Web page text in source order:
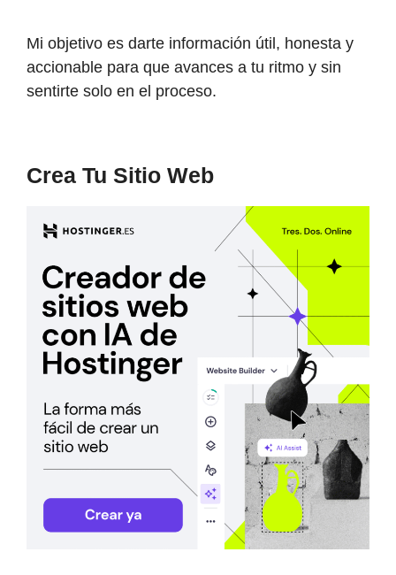
Mi objetivo es darte información útil, honesta y
accionable para que avances a tu ritmo y sin
sentirte solo en el proceso.
Crea Tu Sitio Web